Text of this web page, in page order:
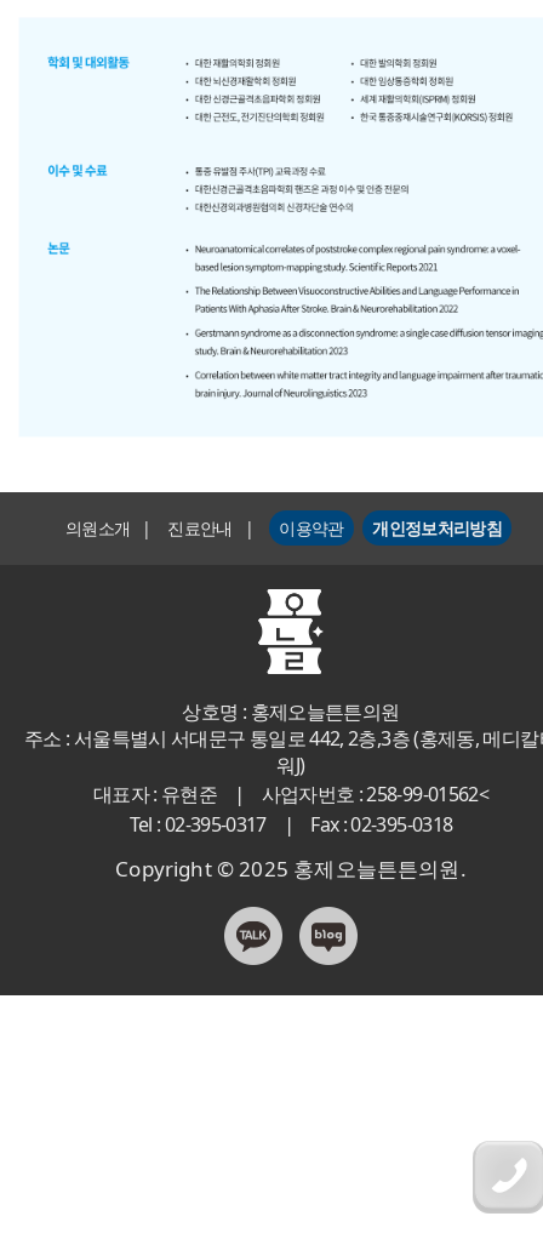
의원소개 | 진료안내 | 이용약관 개인정보처리방침
상호명 : 홍제오늘튼튼의원
주소 : 서울특별시 서대문구 통일로 442, 2층,3층 (홍제동, 메디
워J)
대표자 : 유현준
|
사업자번호 : 258-99-01562<
Tel : 02-395-0317
| Fax : 02-395-0318
Copyright © 2025 홍제오늘튼튼의원.